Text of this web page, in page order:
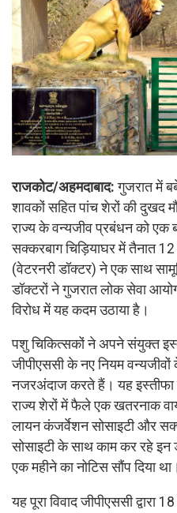
राजकोट/अहमदाबाद:गुजरात में
शावकों सहित पांच शेरों की दुखद
राज्य के वन्यजीव प्रबंधन को एक
सक्करबाग चिड़ियाघर में तैनात
(वेटरनरी डॉक्टर) ने एक साथ
डॉक्टरों ने गुजरात लोक सेवा
विरोध में यह कदम उठाया है।
पशु चिकित्सकों ने अपने संयुक्त
जीपीएससी के नए नियम
नजरअंदाज करते हैं। यह
राज्य शेरों में फैले एक खतरनाक
लायन कंजर्वेशन सोसाइटी और
सोसाइटी के साथ काम कर रहे इन
एक महीने का नोटिस सौंप दिया था।
यह पूरा विवाद जीपीएससी द्वारा